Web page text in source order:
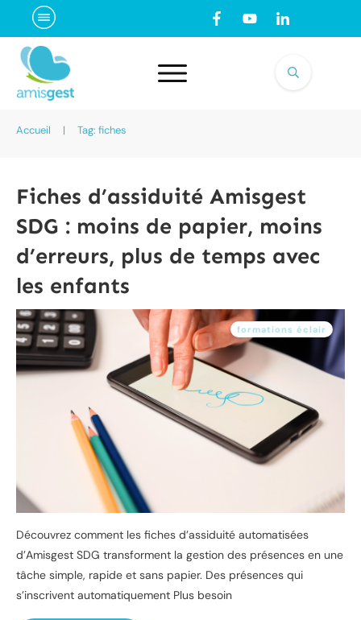
Accueil | Tag: fiches
Fiches d’assiduité Amisgest
SDG : moins de papier, moins
d’erreurs, plus de temps avec
les enfants
formations éclair
Découvrez comment les fiches d’assiduité automatisées
d’Amisgest SDG transforment la gestion des présences en une
tâche simple, rapide et sans papier. Des présences qui
s’inscrivent automatiquement Plus besoin